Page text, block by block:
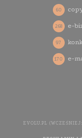
60
e-
268
97
e-
170
EVOLU.PL